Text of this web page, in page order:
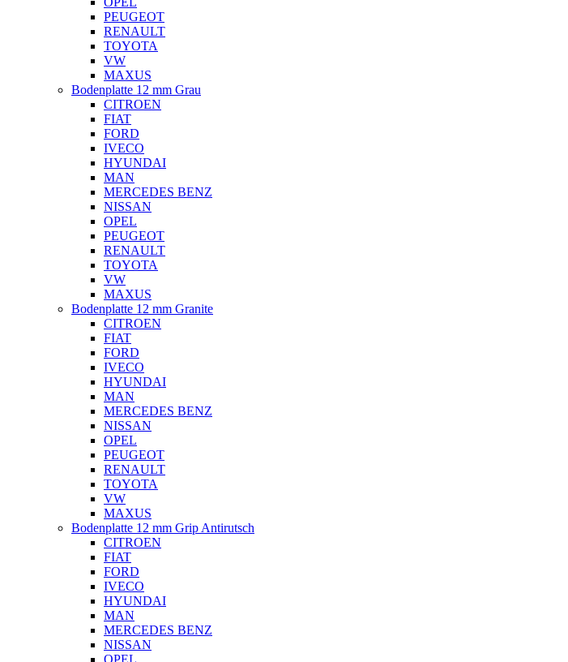
PEUGEOT
RENAULT
TOYOTA
VW
MAXUS
Bodenplatte 12 mm Grau
CITROEN
FIAT
FORD
IVECO
HYUNDAI
MAN
MERCEDES BENZ
NISSAN
OPEL
PEUGEOT
RENAULT
TOYOTA
VW
MAXUS
Bodenplatte 12 mm Granite
CITROEN
FIAT
FORD
IVECO
HYUNDAI
MAN
MERCEDES BENZ
NISSAN
OPEL
PEUGEOT
RENAULT
TOYOTA
VW
MAXUS
Bodenplatte 12 mm Grip Antirutsch
CITROEN
FIAT
FORD
IVECO
HYUNDAI
MAN
MERCEDES BENZ
NISSAN
OPEL